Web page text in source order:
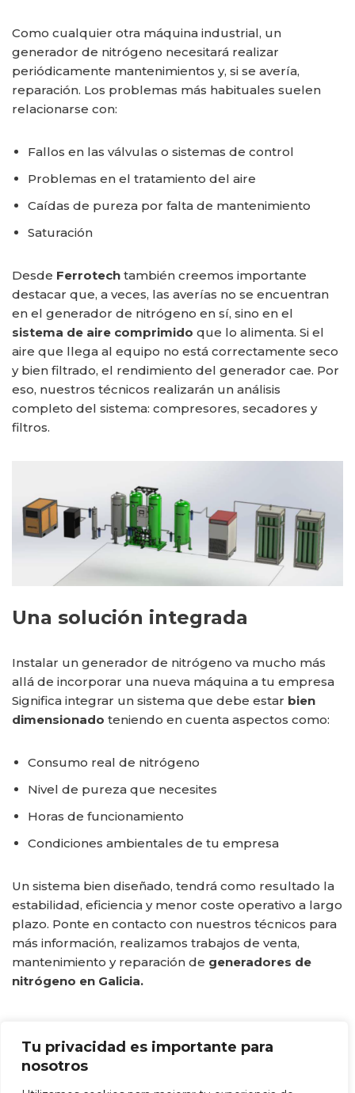
Tu privacidad es importante para
nosotros
Como cualquier otra máquina industrial, un
generador de nitrógeno necesitará realizar
periódicamente mantenimientos y, si se avería,
reparación. Los problemas más habituales suelen
relacionarse con:
Fallos en las válvulas o sistemas de control
Problemas en el tratamiento del aire
Caídas de pureza por falta de mantenimiento
Saturación
Desde Ferrotech también creemos importante
destacar que, a veces, las averías no se encuentran
en el generador de nitrógeno en sí, sino en el
sistema de aire comprimido que lo alimenta. Si el
aire que llega al equipo no está correctamente seco
y bien filtrado, el rendimiento del generador cae. Por
eso, nuestros técnicos realizarán un análisis
completo del sistema: compresores, secadores y
filtros.
Una solución integrada
Instalar un generador de nitrógeno va mucho más
allá de incorporar una nueva máquina a tu empresa
Significa integrar un sistema que debe estar bien
dimensionado teniendo en cuenta aspectos como:
Consumo real de nitrógeno
Nivel de pureza que necesites
Horas de funcionamiento
Condiciones ambientales de tu empresa
Un sistema bien diseñado, tendrá como resultado la
estabilidad, eficiencia y menor coste operativo a largo
plazo. Ponte en contacto con nuestros técnicos para
más información, realizamos trabajos de venta,
mantenimiento y reparación de generadores de
nitrógeno en Galicia.
Etiquetas: